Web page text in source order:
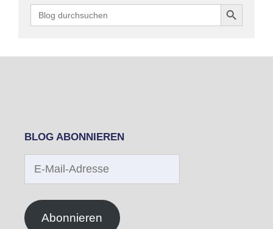
for:
Search Button
BLOG ABONNIEREN
Abonnieren